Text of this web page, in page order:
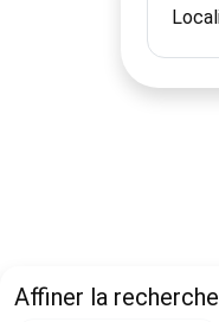
Affiner la recherche